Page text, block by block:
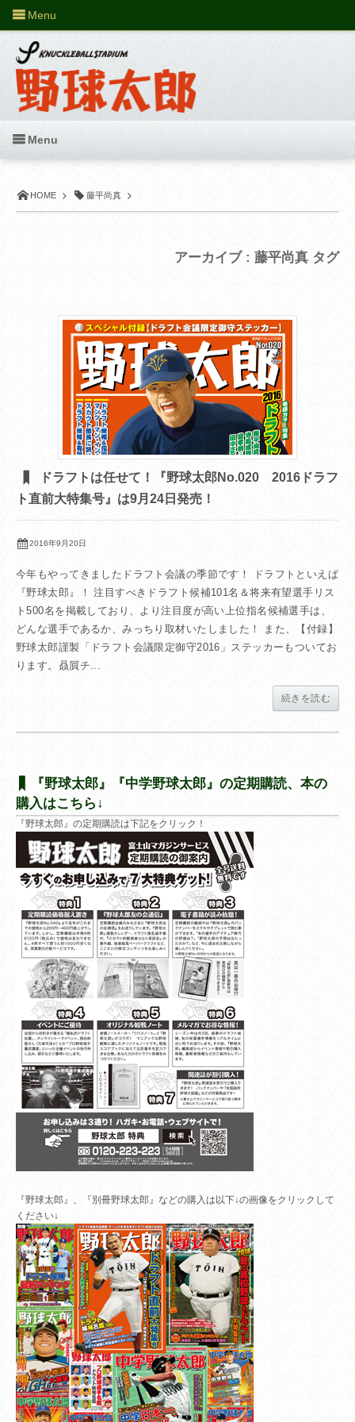
HOME 藤平尚真
アーカイブ : 藤平尚真 タグ
ドラフトは任せて！『野球太郎No.020 2016ドラフ
ト直前大特集号』は9月24日発売！
2016年9月20日
今年もやってきましたドラフト会議の季節です！ ドラフトといえば
『野球太郎』！ 注目すべきドラフト候補101名＆将来有望選手リス
ト500名を掲載しており、より注目度が高い上位指名候補選手は、
どんな選手であるか、みっちり取材いたしました！ また、【付録】
野球太郎謹製「ドラフト会議限定御守2016」ステッカーもついてお
ります。贔屓チ...
続きを読む
『野球太郎』『中学野球太郎』の定期購読、本の
購入はこちら↓
『野球太郎』の定期購読は下記をクリック！
『野球太郎』、『別冊野球太郎』などの購入は以下↓の画像をクリックして
ください↓
Menu
Menu